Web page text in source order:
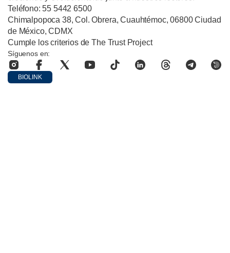
Teléfono: 55 5442 6500
Chimalpopoca 38, Col. Obrera, Cuauhtémoc, 06800 Ciudad
de México, CDMX
Cumple los criterios de The Trust Project
Síguenos en:
BIOLINK